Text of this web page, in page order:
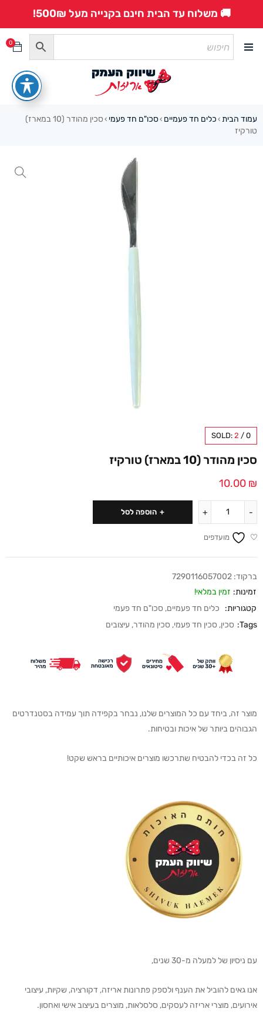
🚚 משלוח עד הבית חינם בקנייה מעל 500₪!
0
עמוד הבית › כלים חד פעמיים ›סכו"ם חד פעמי ›
סכין מהודר (10 במארז)
טורקיז
SOLD: 2 / 0
סכין מהודר (10 במארז) טורקיז
10.00 ₪
הוספה לסל
מועדפים
ברקוד: 7290116057002
זמינות: זמין במלאי!
קטגוריות:
כלים חד פעמיים, סכו"ם חד פעמי
Tags: סכין, סכין חד פעמי, סכין מהודר, עיצובים
מוצר זה, ביחד עם כל המוצרים שלנו, נבחר בקפידה תוך עמידה בסטנדרטים
הגבוהים ביותר של איכות ובטיחות.
כל זה בכדי להבטיח שתרכשו מוצרים איכותיים בראש שקט!
עם ניסיון של למעלה מ-30 שנים,
אנו גאים להוביל את הענף ולספק פתרונות אריזה, דקורציה, שקיות, עיצובי
אירועים, מוצרי אריזה לעסקים, סלסלאות, מוצרים בעיצוב אישי ואחסון.